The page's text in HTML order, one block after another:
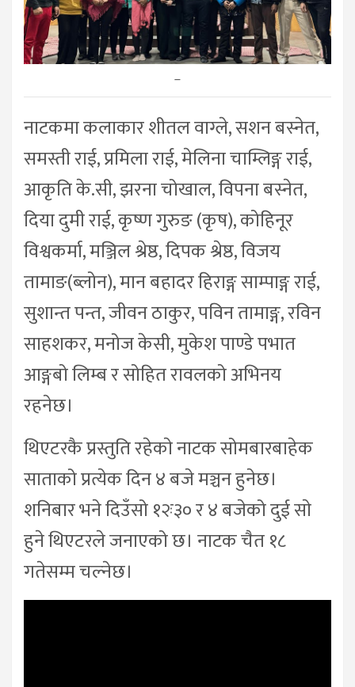
–
नाटकमा कलाकार शीतल वाग्ले, सशन बस्नेत,
समस्ती राई, प्रमिला राई, मेलिना चाम्लिङ्ग राई,
आकृति के.सी, झरना चोखाल, विपना बस्नेत,
दिया दुमी राई, कृष्ण गुरुङ (कृष), कोहिनूर
विश्वकर्मा, मञ्जिल श्रेष्ठ, दिपक श्रेष्ठ, विजय
तामाङ(ब्लोन), मान बहादर हिराङ्ग साम्पाङ्ग राई,
सुशान्त पन्त, जीवन ठाकुर, पविन तामाङ्ग, रविन
साहशकर, मनोज केसी, मुकेश पाण्डे पभात
आङ्गबो लिम्ब र सोहित रावलको अभिनय
रहनेछ।
थिएटरकै प्रस्तुति रहेकाे नाटक सोमबारबाहेक
साताको प्रत्येक दिन ४ बजे मञ्चन हुनेछ।
शनिबार भने दिउँसो १२ः३० र ४ बजेको दुई साे
हुने थिएटरले जनाएको छ। नाटक चैत १८
गतेसम्म चल्नेछ।